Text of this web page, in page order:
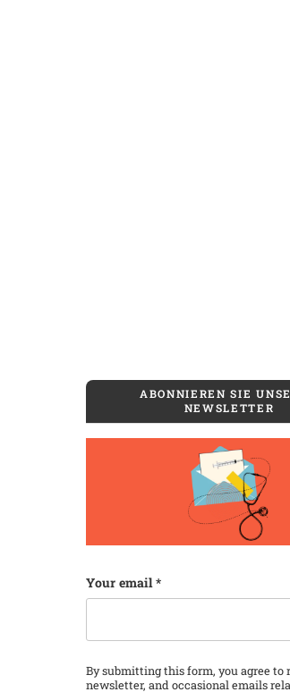
ABONNIEREN SIE
NEWSLETTER
Company
Your email*
By submitting this form, you agree to
newsletter, and occasional emails